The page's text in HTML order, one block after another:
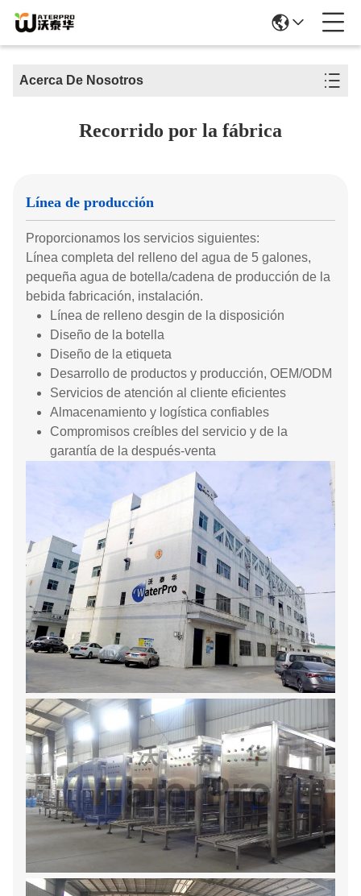
Acerca De Nosotros
Recorrido por la fábrica
Línea de producción
Proporcionamos los servicios siguientes:
Línea completa del relleno del agua de 5 galones,
pequeña agua de botella/cadena de producción de la
bebida fabricación, instalación.
Línea de relleno desgin de la disposición
Diseño de la botella
Diseño de la etiqueta
Desarrollo de productos y producción, OEM/ODM
Servicios de atención al cliente eficientes
Almacenamiento y logística confiables
Compromisos creíbles del servicio y de la
garantía de la después-venta